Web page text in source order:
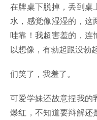
在牌桌下脱掉，丢到桌
水，感觉像湿湿的，这
哇靠！我超害羞的，连
以想像，有勃起跟没勃
们笑了，我羞了。
可爱学妹还故意捏我的
爆红，不知道要辩解还